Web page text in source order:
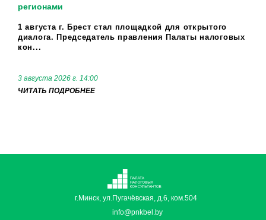
регионами
1 августа г. Брест стал площадкой для открытого
диалога. Председатель правления Палаты налоговых
кон...
3 августа 2026 г. 14:00
ЧИТАТЬ ПОДРОБНЕЕ
г.Минск, ул.Пугачёвская, д.6, ком.504
info@pnkbel.by